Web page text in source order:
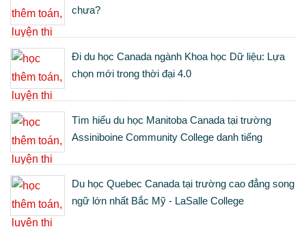
chưa?
Đi du học Canada ngành Khoa học Dữ liệu: Lựa
chọn mới trong thời đại 4.0
Tìm hiểu du học Manitoba Canada tại trường
Assiniboine Community College danh tiếng
Du học Quebec Canada tại trường cao đẳng song
ngữ lớn nhất Bắc Mỹ - LaSalle College